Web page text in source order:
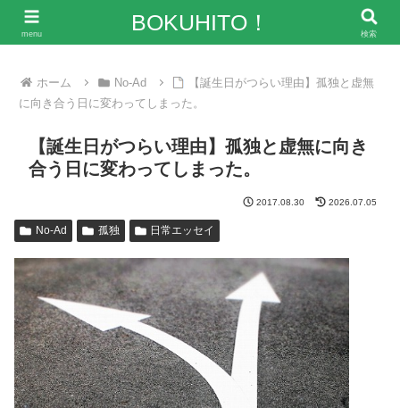
ホーム No-Ad
【誕生日がつらい理由】孤独と虚無
に向き合う日に変わってしまった。
【誕生日がつらい理由】孤独と虚無に向き
合う日に変わってしまった。
2017.08.30 2026.07.05
No-Ad 孤独 日常エッセイ
menu BOKUHITO！ 検索